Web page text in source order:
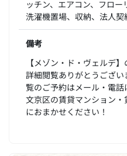
ッチン、エアコン、フロ
洗濯機置場、収納、法人契
備考
【メゾン・ド・ヴェルデ
詳細閲覧ありがとうござ
覧のご予約はメール・電話
文京区の賃貸マンション
におまかせください！